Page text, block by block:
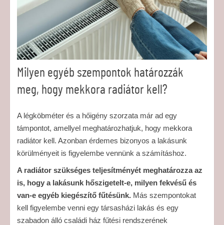
Milyen egyéb szempontok határozzák
meg, hogy mekkora radiátor kell?
A légköbméter és a hőigény szorzata már ad egy
támpontot, amellyel meghatározhatjuk, hogy mekkora
radiátor kell. Azonban érdemes bizonyos a lakásunk
körülményeit is figyelembe vennünk a számításhoz.
A radiátor szükséges teljesítményét meghatározza az
is, hogy a lakásunk hőszigetelt-e, milyen fekvésű és
van-e egyéb kiegészítő fűtésünk. Más szempontokat
kell figyelembe venni egy társasházi lakás és egy
szabadon álló családi ház fűtési rendszerének